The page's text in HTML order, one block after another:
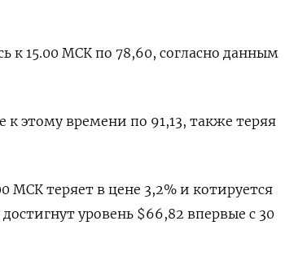
к 15.00 МСК по 78,‍60, согласно данным
к этому времени по 91,‌13, также теряя
МСК теряет в цене 3,2% и котируется
уровень $66,82 впервые с 30